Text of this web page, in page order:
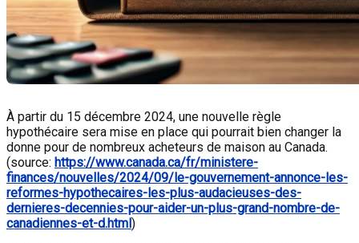
À partir du 15 décembre 2024, une nouvelle règle
hypothécaire sera mise en place qui pourrait bien changer la
donne pour de nombreux acheteurs de maison au Canada.
(source: https://www.canada.ca/fr/ministere-
finances/nouvelles/2024/09/le-gouvernement-annonce-les-
reformes-hypothecaires-les-plus-audacieuses-des-
dernieres-decennies-pour-aider-un-plus-grand-nombre-de-
canadiennes-et-d.html)